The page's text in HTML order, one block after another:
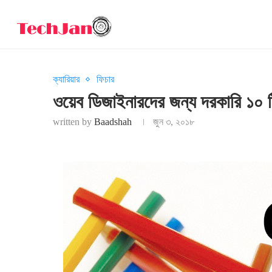
ক্যারিয়ার ফিচার
ওয়েব ডিজাইনারদের জন্য দরকারি ১০
written by Baadshah জুন ৩, ২০১৮